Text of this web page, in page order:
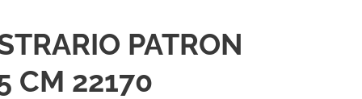
PATRON
CM 22170